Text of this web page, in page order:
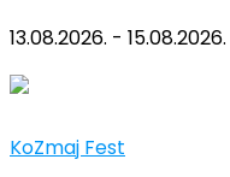
13.08.2026. - 15.08.2026.
KoZmaj Fest